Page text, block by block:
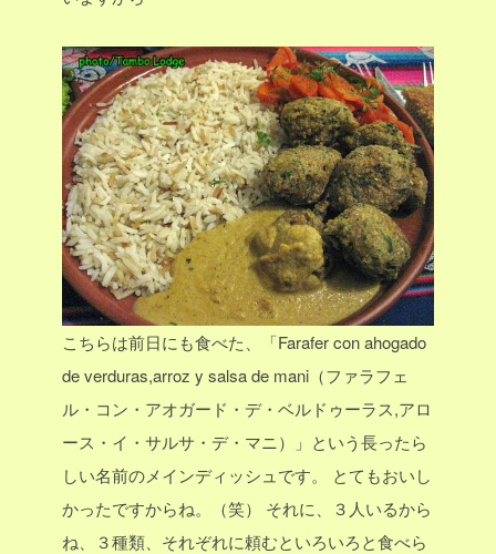
こちらは前日にも食べた、「Farafer con ahogado
de verduras,arroz y salsa de mani（ファラフェ
ル・コン・アオガード・デ・ベルドゥーラス,アロ
ース・イ・サルサ・デ・マニ）」という長ったら
しい名前のメインディッシュです。
とてもおいし
かったですからね。（笑）
それに、３人いるから
ね、３種類、それぞれに頼むといろいろと食べら